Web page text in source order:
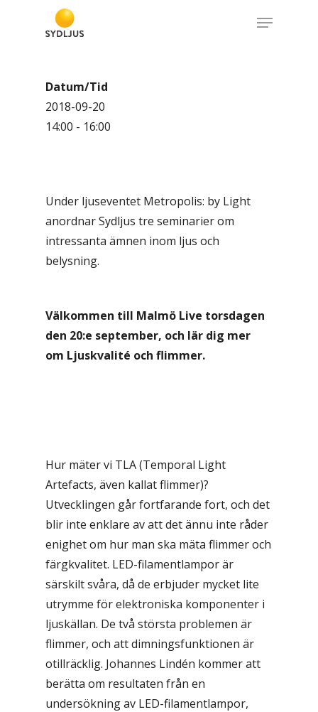
Menu
Datum/Tid
2018-09-20
14:00 - 16:00
Under ljuseventet Metropolis: by Light
anordnar Sydljus tre seminarier om
intressanta ämnen inom ljus och
belysning.
Välkommen till Malmö Live torsdagen
den 20:e september, och lär dig mer
om Ljuskvalité och flimmer.
Hur mäter vi TLA (Temporal Light
Artefacts, även kallat flimmer)?
Utvecklingen går fortfarande fort, och det
blir inte enklare av att det ännu inte råder
enighet om hur man ska mäta flimmer och
färgkvalitet. LED-filamentlampor är
särskilt svåra, då de erbjuder mycket lite
utrymme för elektroniska komponenter i
ljuskällan. De två största problemen är
flimmer, och att dimningsfunktionen är
otillräcklig. Johannes Lindén kommer att
berätta om resultaten från en
undersökning av LED-filamentlampor,